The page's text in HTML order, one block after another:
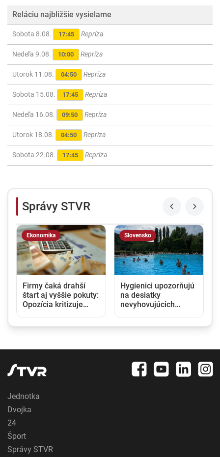
Reláciu najbližšie vysielame
Sobota 8.08. 17:45 Repríza
Nedeľa 9.08. 10:00 Repríza
Utorok 11.08. 04:50 Repríza
Sobota 15.08. 17:45 Repríza
Nedeľa 16.08. 09:50 Repríza
Utorok 18.08. 04:50 Repríza
Sobota 22.08. 17:45 Repríza
Správy STVR
Ekonomika
Firmy čaká drahší
štart aj vyššie pokuty:
Opozícia kritizuje
Slovensko
Hygienici upozorňujú
na desiatky
nevyhovujúcich
Jednotka
Dvojka
24
Šport
Správy STVR